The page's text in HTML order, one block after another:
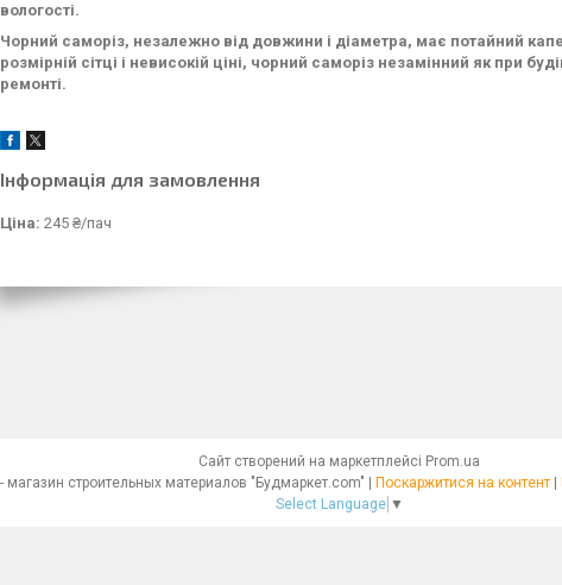
вологості.
Чорний саморіз, незалежно від довжини і діаметра, має потайний
розмірній сітці і невисокій ціні, чорний саморіз незамінний як при
ремонті.
Інформація для замовлення
Ціна: 245 ₴/пач
Сайт створений на маркетплейсі Prom.ua
Интернет - магазин строительных материалов "Будмаркет.com" | Поскаржитися на контент |
Select Language ▼